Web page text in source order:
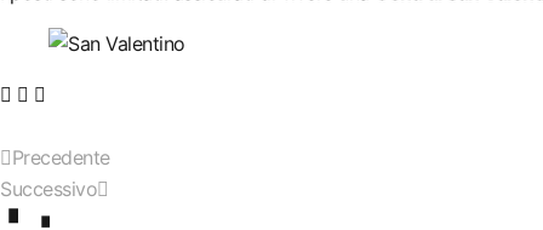
Precedente
Successivo